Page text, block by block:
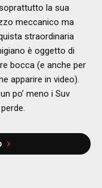
la sua
meccanico ma
straordinaria
è oggetto di
bocca (e anche per
apparire in video).
po’ meno i Suv